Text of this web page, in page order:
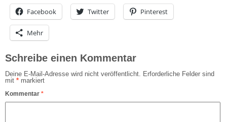
Facebook Twitter Pinterest
Mehr
Schreibe einen Kommentar
Deine E-Mail-Adresse wird nicht veröffentlicht.
Erforderliche Felder sind
mit * markiert
Kommentar *